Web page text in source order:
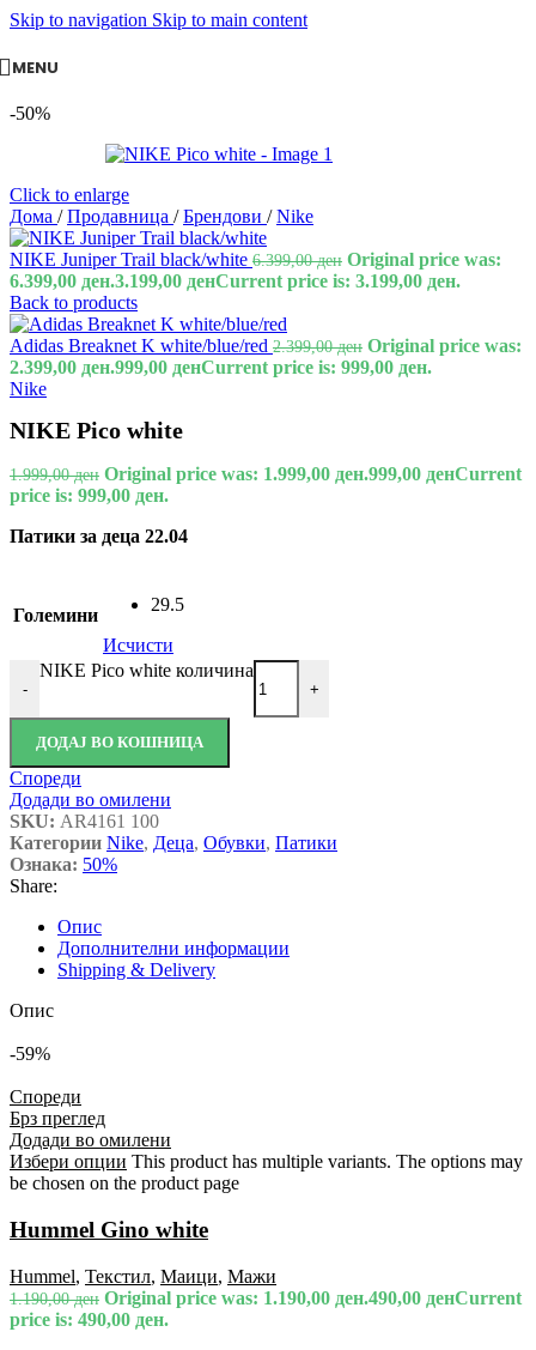
Skip to navigation Skip to main content
MENU
-50%
Click to enlarge
Дома / Продавница / Брендови / Nike
NIKE Juniper Trail black/white 6.399,00ден Original price was:
6.399,00 ден.3.199,00 денCurrent price is: 3.199,00 ден.
Back to products
Adidas Breaknet K white/blue/red 2.399,00ден Original price was:
2.399,00 ден.999,00 денCurrent price is: 999,00 ден.
Nike
NIKE Pico white
1.999,00ден Original price was: 1.999,00 ден.999,00 денCurrent
price is: 999,00 ден.
Патики за деца 22.04
Големини
29.5
Исчисти
-
NIKE Pico white количина
+
ДОДАЈ ВО КОШНИЦА
Спореди
Додади во омилени
SKU: AR4161 100
Категории Nike, Деца, Обувки, Патики
Ознака: 50%
Share:
Опис
Дополнителни информации
Shipping & Delivery
Опис
-59%
Спореди
Брз преглед
Додади во омилени
Избери опции This product has multiple variants. The options may
be chosen on the product page
Hummel Gino white
Hummel, Текстил, Маици, Мажи
1.190,00ден Original price was: 1.190,00 ден.490,00 денCurrent
price is: 490,00 ден.